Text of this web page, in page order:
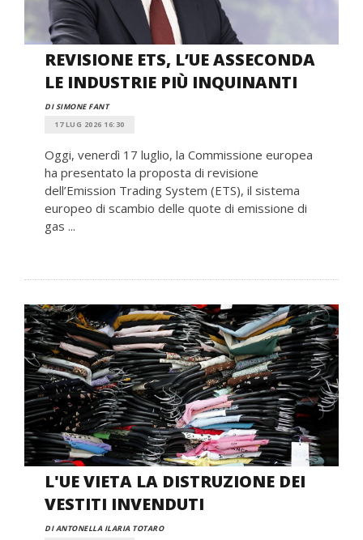
REVISIONE ETS, L’UE ASSECONDA
LE INDUSTRIE PIÙ INQUINANTI
DI SIMONE FANT
17 LUG 2026 16:30
Oggi, venerdì 17 luglio, la Commissione europea
ha presentato la proposta di revisione
dell’Emission Trading System (ETS), il sistema
europeo di scambio delle quote di emissione di
gas ...
L'UE VIETA LA DISTRUZIONE DEI
VESTITI INVENDUTI
DI ANTONELLA ILARIA TOTARO